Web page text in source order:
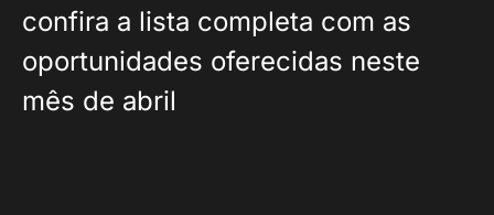
confira a lista completa com as
oportunidades oferecidas neste
mês de abril